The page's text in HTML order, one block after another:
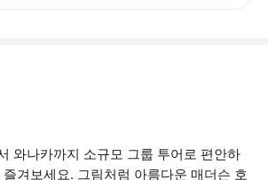
와나카까지 소규모 그룹 투어로 편안하
겨보세요. 그림처럼 아름다운 매더슨 호